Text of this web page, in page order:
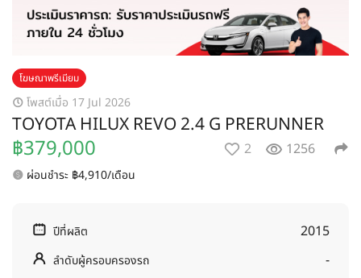
โฆษณาพรีเมียม
โพสต์เมื่อ 17 Jul 2026
TOYOTA HILUX REVO 2.4 G PRERUNNER
฿379,000 2 1256
ผ่อนชำระ ฿4,910/เดือน
ปีที่ผลิต 2015
ลำดับผู้ครอบครองรถ -